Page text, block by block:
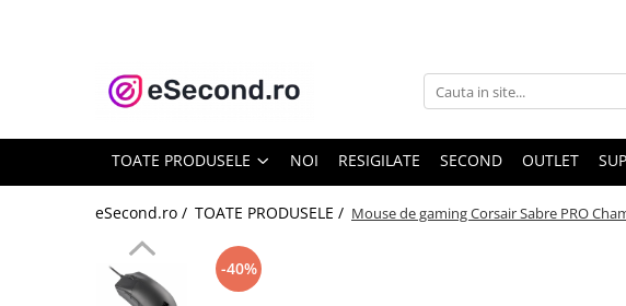
TOATE PRODUSELE
Accesorii Auto
Covorase auto
Echipamente pentru Atelier
Electronice Auto
Intretinere & Cosmetica auto
TOATE PRODUSELE NOI RESIGILATE SECOND OUTLET
eSecond.ro / TOATE PRODUSELE / Mouse de gaming Corsair Sabre PRO
-40%